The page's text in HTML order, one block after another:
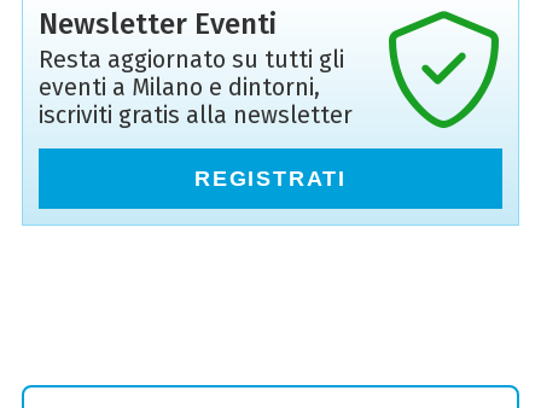
Newsletter Eventi
Resta aggiornato su tutti gli
eventi a Milano e dintorni,
iscriviti gratis alla newsletter
REGISTRATI